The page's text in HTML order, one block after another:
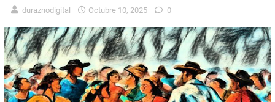
duraznodigital Octubre 10, 2025 0